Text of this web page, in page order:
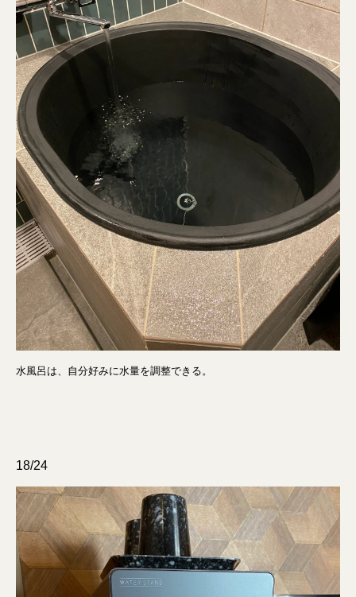
水風呂は、自分好みに水量を調整できる。
18/24